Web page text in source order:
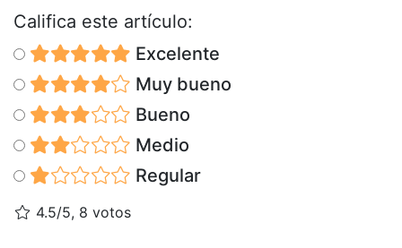
Califica este artículo:
Excelente
Muy bueno
Bueno
Medio
Regular
4.5/5, 8 votos